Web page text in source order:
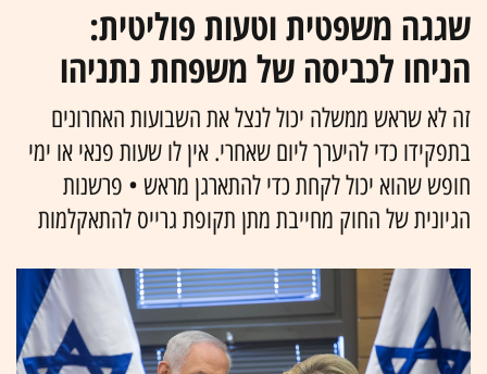
שגגה משפטית וטעות פוליטית:
הניחו לכביסה של משפחת נתניהו
זה לא שראש ממשלה יכול לנצל את השבועות האחרונים
בתפקידו כדי להיערך ליום שאחרי. אין לו שעות פנאי או ימי
חופש שהוא יכול לקחת כדי להתארגן מראש • פרשנות
הגיונית של החוק מחייבת מתן תקופת גרייס להתאקלמות